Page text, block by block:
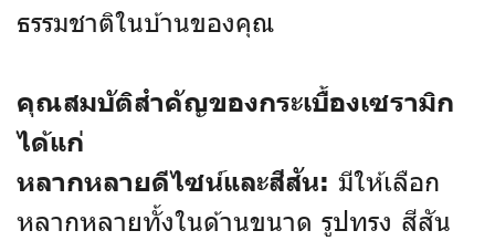
ธรรมชาติในบ้านของคุณ
คุณสมบัติสำคัญของกระเบื้องเซรามิก
ได้แก่
หลากหลายดีไซน์และสีสัน: มีให้เลือก
หลากหลายทั้งในด้านขนาด รูปทรง สีสัน